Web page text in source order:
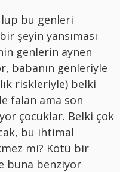
bu genleri
şeyin yansıması
genlerin aynen
babanın genleriyle
riskleriyle) belki
falan ama son
çocuklar. Belki çok
bu ihtimal
mi? Kötü bir
buna benziyor